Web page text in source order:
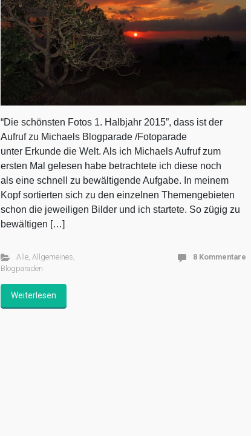
“Die schönsten Fotos 1. Halbjahr 2015”, dass ist der
Aufruf zu Michaels Blogparade /Fotoparade
unter Erkunde die Welt. Als ich Michaels Aufruf zum
ersten Mal gelesen habe betrachtete ich diese noch
als eine schnell zu bewältigende Aufgabe. In meinem
Kopf sortierten sich zu den einzelnen Themengebieten
schon die jeweiligen Bilder und ich startete. So zügig zu
bewältigen […]
Alle, Allgemeines,
Blogparaden
8 Kommentare
Weiterlesen